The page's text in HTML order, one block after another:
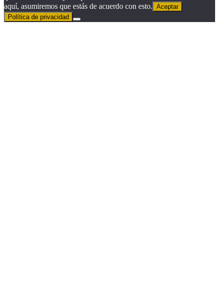
aquí, asumiremos que estás de acuerdo con esto. Aceptar
Política de privacidad